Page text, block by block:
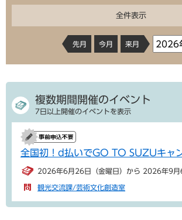
全件表示
先月 今月 来月
複数期間開催のイベント
7日以上開催のイベントを表示
全国初！d払いでGO TO SUZUキャ
2026年6月26日（金曜日）から 2026年9月6
観光交流課/芸術文化創造室